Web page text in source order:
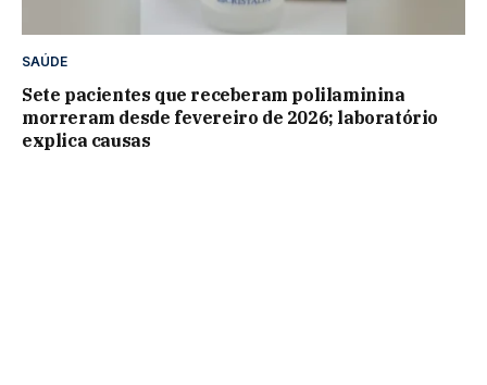
SAÚDE
Sete pacientes que receberam polilaminina
morreram desde fevereiro de 2026; laboratório
explica causas